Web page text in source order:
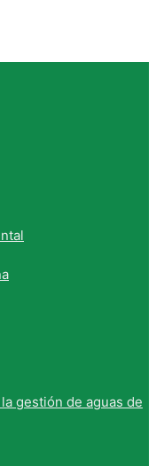
gestión de aguas de